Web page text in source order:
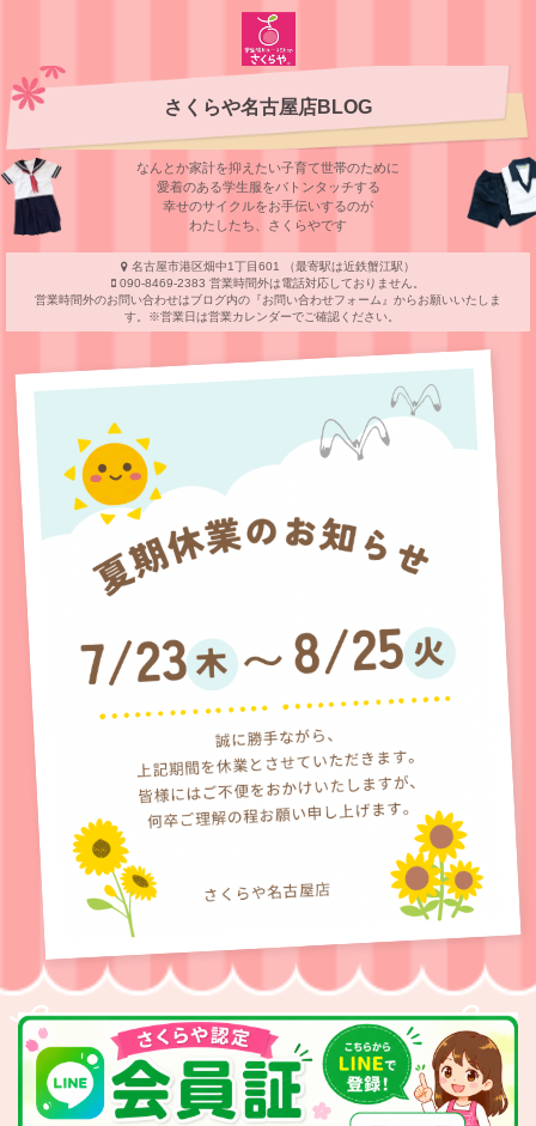
さくらや名古屋店BLOG
なんとか家計を抑えたい子育て世帯のために
愛着のある学⽣服をバトンタッチする
幸せのサイクルをお⼿伝いするのが
わたしたち、さくらやです
名古屋市港区畑中1丁目601 （最寄駅は近鉄蟹江駅）
090-8469-2383 営業時間外は電話対応しておりません。
営業時間外のお問い合わせはブログ内の『お問い合わせフォーム』からお願いいたしま
す。※営業日は営業カレンダーでご確認ください。